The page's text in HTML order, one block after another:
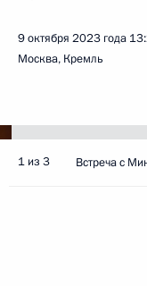
9 октября 2023 года
Москва, Кремль
1 из 3 Встреча с